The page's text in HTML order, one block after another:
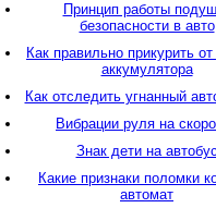
Принцип работы
безопасности в авто
Как правильно прикурить от
аккумулятора
Как отследить угнанный
Вибрации руля на
Знак дети на автобус
Какие признаки поломки
автомат